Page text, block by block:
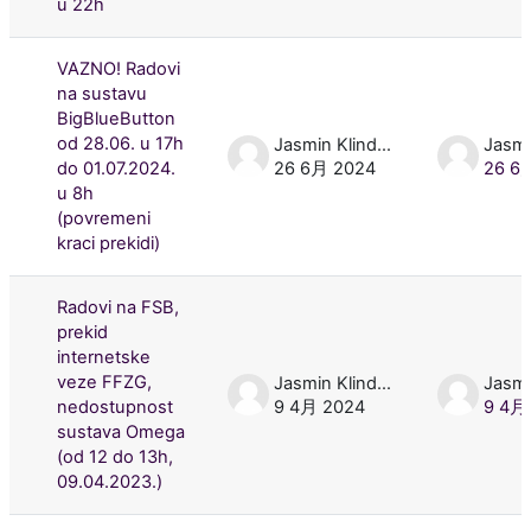
u 22h
VAZNO! Radovi
na sustavu
BigBlueButton
od 28.06. u 17h
do 01.07.2024.
u 8h
(povremeni
kraci prekidi)
Jasmin Klindžić
26 6月 2024
26 6
Radovi na FSB,
prekid
internetske
veze FFZG,
nedostupnost
sustava Omega
(od 12 do 13h,
09.04.2023.)
Jasmin Klindžić
9 4月 2024
9 4